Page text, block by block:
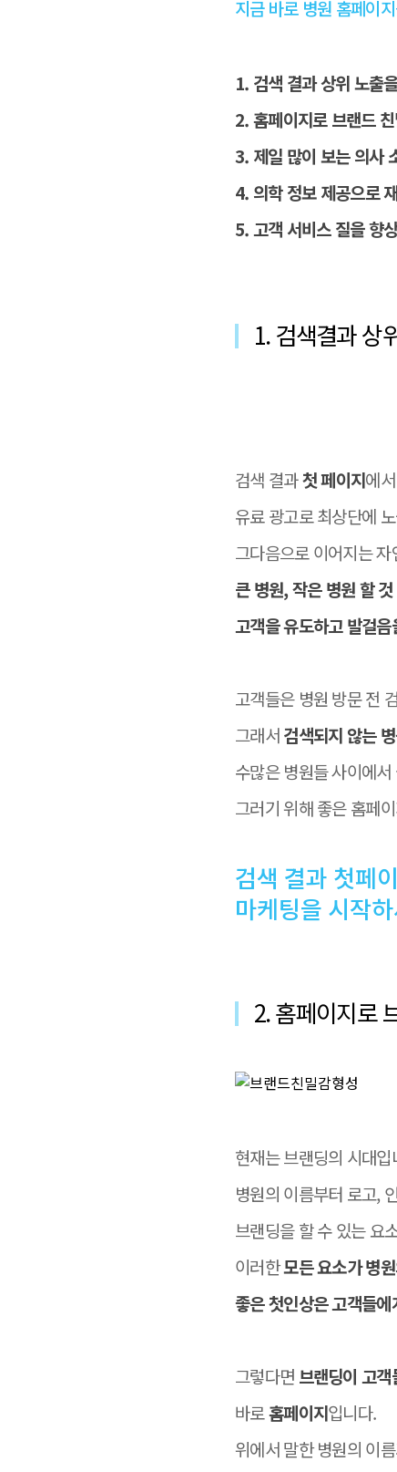
지금 바로 병원 홈페이
1. 검색 결과 상위 노출
2. 홈페이지로 브랜드
3. 제일 많이 보는 의사
4. 의학 정보 제공으로
5. 고객 서비스 질을 향
1. 검색결과 상
검색 결과첫 페이지에
유료 광고로 최상단에
그다음으로 이어지는
큰 병원, 작은 병원 할
고객을 유도하고 발걸
고객들은 병원 방문 전
그래서검색되지 않는
수많은 병원들 사이에
그러기 위해 좋은 홈페
검색 결과 첫페
마케팅을 시작
2. 홈페이지로
현재는 브랜딩의 시대입
병원의 이름부터 로고,
브랜딩을 할 수 있는 요
이러한모든 요소가 병
좋은 첫인상은 고객들
그렇다면 브랜딩이 고
바로홈페이지입니다.
위에서 말한 병원의 이